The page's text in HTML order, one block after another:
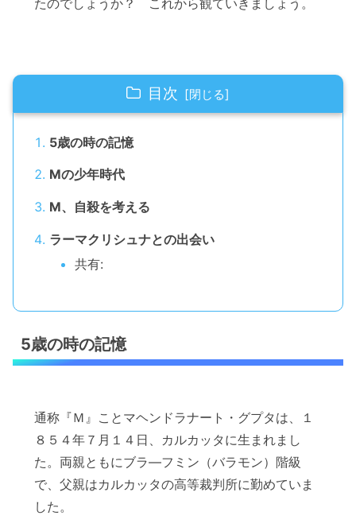
目次
5歳の時の記憶
Mの少年時代
M、自殺を考える
ラーマクリシュナとの出会い
共有:
5歳の時の記憶
通称『Ｍ』ことマヘンドラナート・グプタは、１
８５４年７月１４日、カルカッタに生まれまし
た。両親ともにブラ―フミン（バラモン）階級
で、父親はカルカッタの高等裁判所に勤めていま
した。